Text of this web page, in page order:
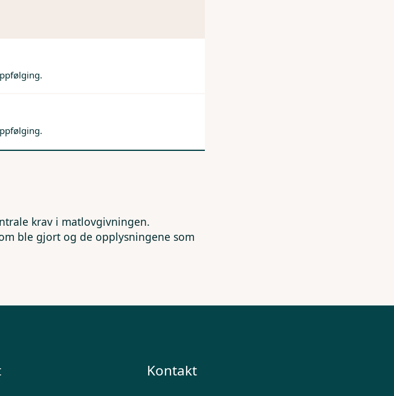
krav i matlovgivningen.
ble gjort og de opplysningene som
Kontakt